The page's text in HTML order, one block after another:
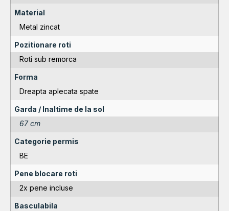
Material
Metal zincat
Pozitionare roti
Roti sub remorca
Forma
Dreapta aplecata spate
Garda / Inaltime de la sol
67 cm
Categorie permis
BE
Pene blocare roti
2x pene incluse
Basculabila